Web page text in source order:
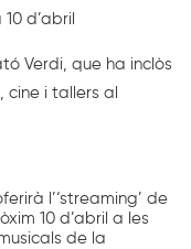
d’abril
Verdi, que ha inclòs
cine i tallers al
l’‘streaming’ de
10 d’abril a les
de la